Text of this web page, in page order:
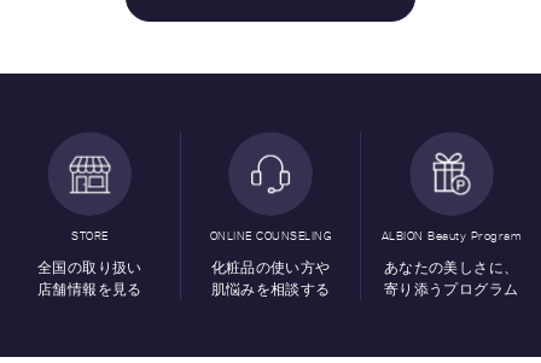
STORE
全国の取り扱い
店舗情報を見る
ONLINE COUNSELING
化粧品の使い方や
肌悩みを相談する
ALBION Beauty Program
あなたの美しさに、
寄り添うプログラム